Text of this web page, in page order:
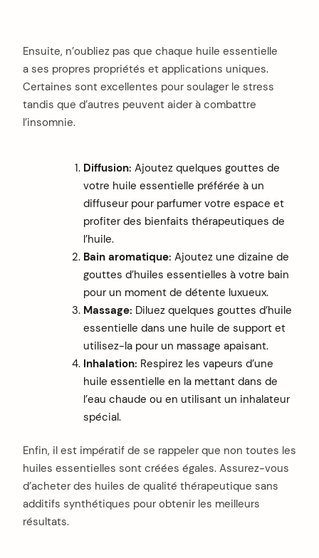
Ensuite, n’oubliez pas que chaque huile essentielle
a ses propres propriétés et applications uniques.
Certaines sont excellentes pour soulager le stress
tandis que d’autres peuvent aider à combattre
l’insomnie.
Diffusion: Ajoutez quelques gouttes de
votre huile essentielle préférée à un
diffuseur pour parfumer votre espace et
profiter des bienfaits thérapeutiques de
l’huile.
Bain aromatique: Ajoutez une dizaine de
gouttes d’huiles essentielles à votre bain
pour un moment de détente luxueux.
Massage: Diluez quelques gouttes d’huile
essentielle dans une huile de support et
utilisez-la pour un massage apaisant.
Inhalation: Respirez les vapeurs d’une
huile essentielle en la mettant dans de
l’eau chaude ou en utilisant un inhalateur
spécial.
Enfin, il est impératif de se rappeler que non toutes les
huiles essentielles sont créées égales. Assurez-vous
d’acheter des huiles de qualité thérapeutique sans
additifs synthétiques pour obtenir les meilleurs
résultats.